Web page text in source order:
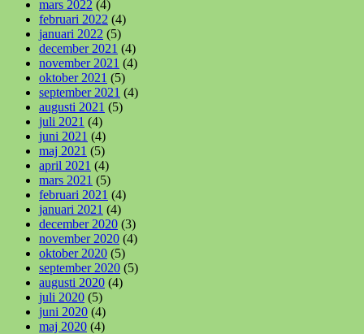
mars 2022 (4)
februari 2022 (4)
januari 2022 (5)
december 2021 (4)
november 2021 (4)
oktober 2021 (5)
september 2021 (4)
augusti 2021 (5)
juli 2021 (4)
juni 2021 (4)
maj 2021 (5)
april 2021 (4)
mars 2021 (5)
februari 2021 (4)
januari 2021 (4)
december 2020 (3)
november 2020 (4)
oktober 2020 (5)
september 2020 (5)
augusti 2020 (4)
juli 2020 (5)
juni 2020 (4)
maj 2020 (4)